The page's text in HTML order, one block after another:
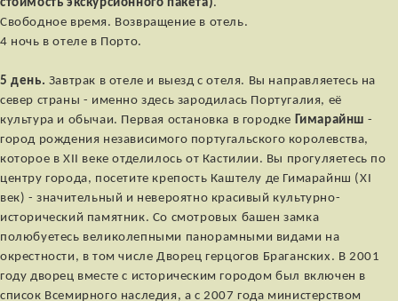
Свободное время. Возвращение в отель.
4 ночь в отеле в Порто.
5 день. Завтрак в отеле и выезд с отеля. Вы направляетесь на
север страны - именно здесь зародилась Португалия, её
культура и обычаи. Первая остановка в городке Гимарайнш -
город рождения независимого португальского королевства,
которое в XII веке отделилось от Кастилии. Вы прогуляетесь по
центру города, посетите крепость Каштелу де Гимарайнш (XI
век) - значительный и невероятно красивый культурно-
исторический памятник. Со смотровых башен замка
полюбуетесь великолепными панорамными видами на
окрестности, в том числе Дворец герцогов Браганских. В 2001
году дворец вместе с историческим городом был включен в
список Всемирного наследия, а с 2007 года министерством